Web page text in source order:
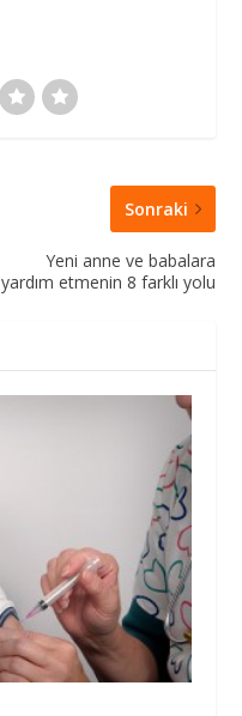
Sonraki
Yeni anne ve babalara
yardım etmenin 8 farklı yolu